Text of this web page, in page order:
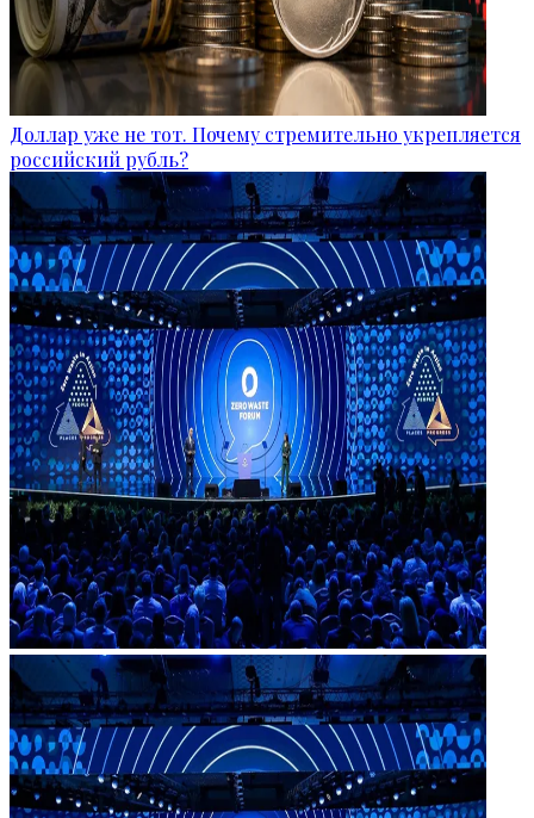
Доллар уже не тот. Почему стремительно укрепляется
российский рубль?